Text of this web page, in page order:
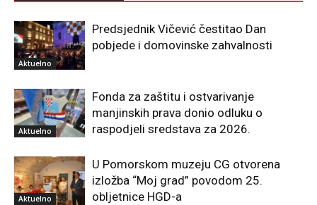
Aktuelno
Predsjednik Vičević čestitao Dan
pobjede i domovinske zahvalnosti
Aktuelno
Fonda za zaštitu i ostvarivanje
manjinskih prava donio odluku o
raspodjeli sredstava za 2026.
Aktuelno
U Pomorskom muzeju CG otvorena
izložba “Moj grad” povodom 25.
obljetnice HGD-a